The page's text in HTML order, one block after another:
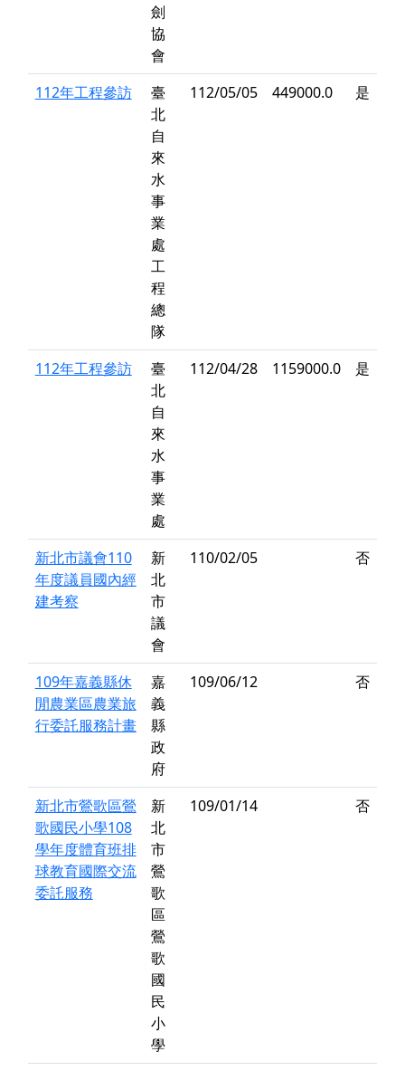
劍
協
會
112年工程參訪
臺
北
自
來
水
事
業
處
工
程
總
隊
112/05/05 449000.0 是
112年工程參訪
臺
北
自
來
水
事
業
處
112/04/28 1159000.0 是
新北市議會110
年度議員國內經
建考察
新
北
市
議
會
110/02/05 否
109年嘉義縣休
閒農業區農業旅
行委託服務計畫
嘉
義
縣
政
府
109/06/12 否
新北市鶯歌區鶯
歌國民小學108
學年度體育班排
球教育國際交流
委託服務
新
北
市
鶯
歌
區
鶯
歌
國
民
小
學
109/01/14 否